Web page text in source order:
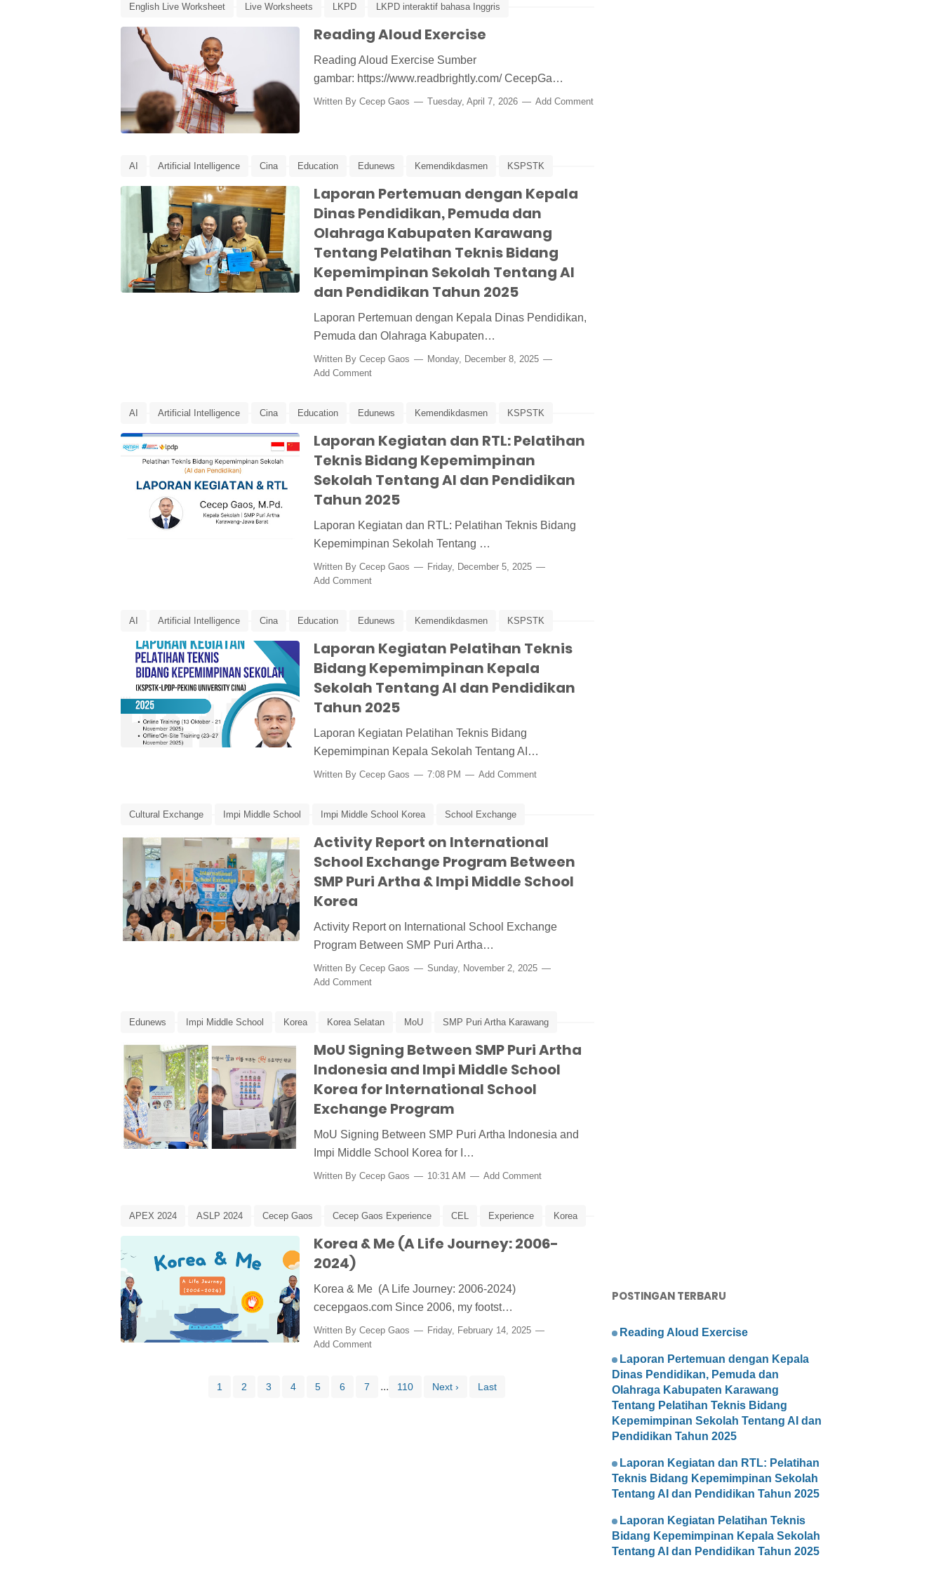
English Live Worksheet Live Worksheets LKPD LKPD interaktif bahasa Inggris
Media Pembelajaran Media Pembelajaran Bahasa Inggris reading
Reading Aloud Exercise
Reading Aloud Exercise Sumber
gambar: https://www.readbrightly.com/ CecepGa…
Written By Cecep Gaos Tuesday, April 7, 2026 Add Comment
AI Artificial Intelligence Cina Education Edunews Kemendikdasmen KSPSTK
Laporan LPDP LPDP Microcredential Peking University Pelatihan Pelatihan Kepala Sekolah
pendidikan Rencana Tindak Lanjut RTL Tiongkok
Laporan Pertemuan dengan Kepala
Dinas Pendidikan, Pemuda dan
Olahraga Kabupaten Karawang
Tentang Pelatihan Teknis Bidang
Kepemimpinan Sekolah Tentang AI
dan Pendidikan Tahun 2025
Laporan Pertemuan dengan Kepala Dinas Pendidikan,
Pemuda dan Olahraga Kabupaten…
Written By Cecep Gaos
Monday, December 8, 2025
Add Comment
AI Artificial Intelligence Cina Education Edunews Kemendikdasmen KSPSTK
Laporan LPDP LPDP Microcredential Peking University Pelatihan Pelatihan Kepala Sekolah
pendidikan Rencana Tindak Lanjut RTL Tiongkok
Laporan Kegiatan dan RTL: Pelatihan
Teknis Bidang Kepemimpinan
Sekolah Tentang AI dan Pendidikan
Tahun 2025
Laporan Kegiatan dan RTL: Pelatihan Teknis Bidang
Kepemimpinan Sekolah Tentang …
Written By Cecep Gaos
Friday, December 5, 2025
Add Comment
AI Artificial Intelligence Cina Education Edunews Kemendikdasmen KSPSTK
Laporan LPDP LPDP Microcredential Peking University Pelatihan Pelatihan Kepala Sekolah
pendidikan Tiongkok
Laporan Kegiatan Pelatihan Teknis
Bidang Kepemimpinan Kepala
Sekolah Tentang AI dan Pendidikan
Tahun 2025
Laporan Kegiatan Pelatihan Teknis Bidang
Kepemimpinan Kepala Sekolah Tentang AI…
Written By Cecep Gaos 7:08 PM Add Comment
Cultural Exchange Impi Middle School Impi Middle School Korea School Exchange
SMP Puri Artha SMP Puri Artha KarawangActivity Report on International
School Exchange Program Between
SMP Puri Artha & Impi Middle School
Korea
Activity Report on International School Exchange
Program Between SMP Puri Artha…
Written By Cecep Gaos
Sunday, November 2, 2025
Add Comment
Edunews Impi Middle School Korea Korea Selatan MoU SMP Puri Artha Karawang
MoU Signing Between SMP Puri Artha
Indonesia and Impi Middle School
Korea for International School
Exchange Program
MoU Signing Between SMP Puri Artha Indonesia and
Impi Middle School Korea for I…
Written By Cecep Gaos 10:31 AM Add Comment
APEX 2024 ASLP 2024 Cecep Gaos Cecep Gaos Experience CEL Experience Korea
SD Puri Artha Short Stories SMP Puri Artha Karawang Stories
Korea & Me (A Life Journey: 2006-
2024)
Korea & Me (A Life Journey: 2006-2024)
cecepgaos.com Since 2006, my footst…
Written By Cecep Gaos
Friday, February 14, 2025
Add Comment
1 2 3 4 5 6 7 ... 110 Next › Last
POSTINGAN TERBARU
Reading Aloud Exercise
Laporan Pertemuan dengan Kepala
Dinas Pendidikan, Pemuda dan
Olahraga Kabupaten Karawang
Tentang Pelatihan Teknis Bidang
Kepemimpinan Sekolah Tentang AI dan
Pendidikan Tahun 2025
Laporan Kegiatan dan RTL: Pelatihan
Teknis Bidang Kepemimpinan Sekolah
Tentang AI dan Pendidikan Tahun 2025
Laporan Kegiatan Pelatihan Teknis
Bidang Kepemimpinan Kepala Sekolah
Tentang AI dan Pendidikan Tahun 2025